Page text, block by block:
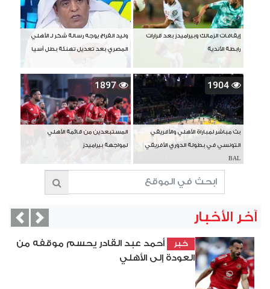
إيقافات الزمالك وبيراميدز بعد قرارات
رابطة الأندية
وليد الفراج يوجه رسالة شكر لـ الأهلي
المصري بعد تعديل تهنئة بطل آسيا
1904
بث مباشر لمباراة الأهلي والأفريقي
التونسي في بطولة الدوري الأفريقي
BAL
1897
المستبعدين من قائمة الأهلي
لمواجهة بيراميدز
آخر الأخبار
خبر
أحمد عبد القادر يحسم موقفه من
العودة إلى الأهلي
Next